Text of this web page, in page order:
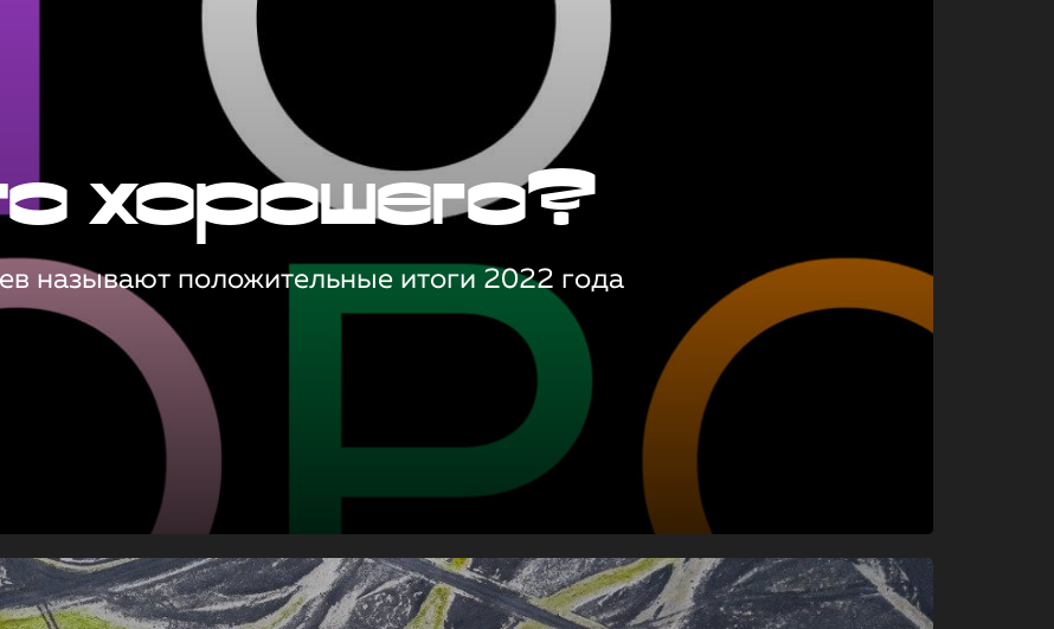
хорошего?
называют положительные итоги 2022 года